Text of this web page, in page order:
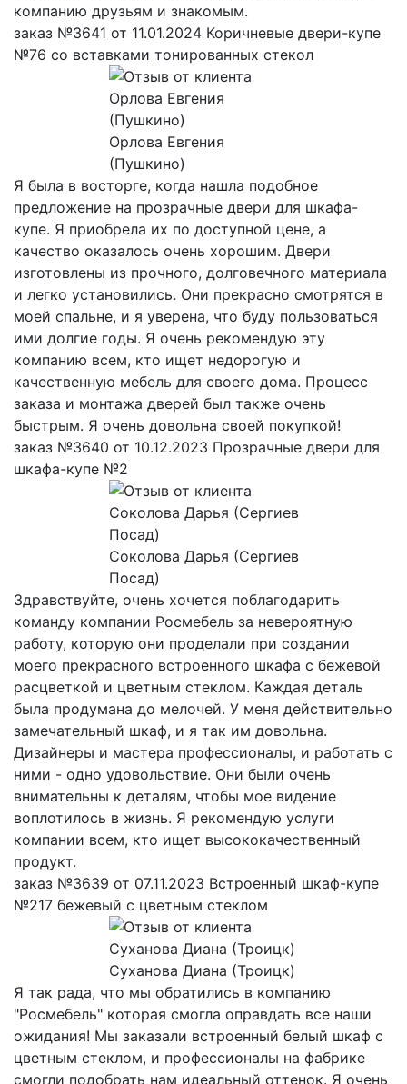
компанию друзьям и знакомым.
заказ №3641 от 11.01.2024 Коричневые двери-купе
№76 со вставками тонированных стекол
Орлова Евгения
(Пушкино)
Я была в восторге, когда нашла подобное
предложение на прозрачные двери для шкафа-
купе. Я приобрела их по доступной цене, а
качество оказалось очень хорошим. Двери
изготовлены из прочного, долговечного материала
и легко установились. Они прекрасно смотрятся в
моей спальне, и я уверена, что буду пользоваться
ими долгие годы. Я очень рекомендую эту
компанию всем, кто ищет недорогую и
качественную мебель для своего дома. Процесс
заказа и монтажа дверей был также очень
быстрым. Я очень довольна своей покупкой!
заказ №3640 от 10.12.2023 Прозрачные двери для
шкафа-купе №2
Соколова Дарья (Сергиев
Посад)
Здравствуйте, очень хочется поблагодарить
команду компании Росмебель за невероятную
работу, которую они проделали при создании
моего прекрасного встроенного шкафа с бежевой
расцветкой и цветным стеклом. Каждая деталь
была продумана до мелочей. У меня действительно
замечательный шкаф, и я так им довольна.
Дизайнеры и мастера профессионалы, и работать с
ними - одно удовольствие. Они были очень
внимательны к деталям, чтобы мое видение
воплотилось в жизнь. Я рекомендую услуги
компании всем, кто ищет высококачественный
продукт.
заказ №3639 от 07.11.2023 Встроенный шкаф-купе
№217 бежевый с цветным стеклом
Суханова Диана (Троицк)
Я так рада, что мы обратились в компанию
"Росмебель" которая смогла оправдать все наши
ожидания! Мы заказали встроенный белый шкаф с
цветным стеклом, и профессионалы на фабрике
смогли подобрать нам идеальный оттенок. Я очень